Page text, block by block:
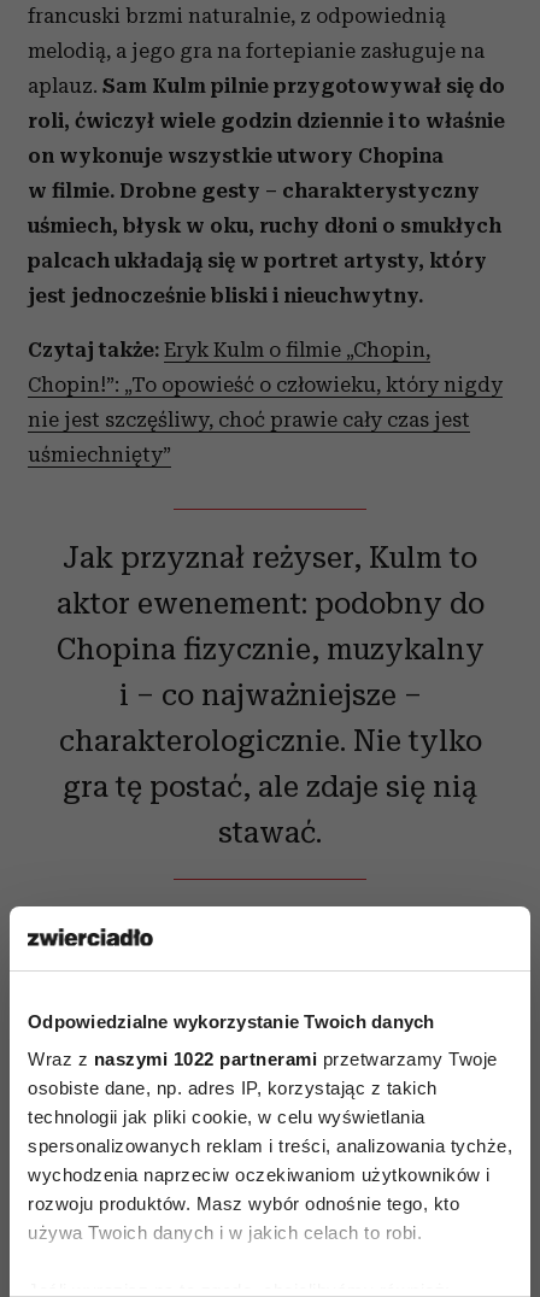
Odpowiedzialne wykorzystanie Twoich danych
Wraz z naszymi 1022 partnerami przetwarzamy Twoje
osobiste dane, np. adres IP, korzystając z takich
technologii jak pliki cookie, w celu wyświetlania
spersonalizowanych reklam i treści, analizowania tychże,
wychodzenia naprzeciw oczekiwaniom użytkowników i
rozwoju produktów. Masz wybór odnośnie tego, kto
używa Twoich danych i w jakich celach to robi.
francuski brzmi naturalnie, z odpowiednią
melodią, a jego gra na fortepianie zasługuje na
aplauz. Sam Kulm pilnie przygotowywał się do
roli, ćwiczył wiele godzin dziennie i to właśnie
on wykonuje wszystkie utwory Chopina
w filmie. Drobne gesty – charakterystyczny
uśmiech, błysk w oku, ruchy dłoni o smukłych
palcach układają się w portret artysty, który
jest jednocześnie bliski i nieuchwytny.
Czytaj także: Eryk Kulm o filmie „Chopin,
Chopin!”: „To opowieść o człowieku, który nigdy
nie jest szczęśliwy, choć prawie cały czas jest
uśmiechnięty”
Jak przyznał reżyser, Kulm to
aktor ewenement: podobny do
Chopina fizycznie, muzykalny
i – co najważniejsze –
charakterologicznie. Nie tylko
gra tę postać, ale zdaje się nią
stawać.
Jeśli ktoś nie pokochał Kulma za rolę w „Filipie”,
za którą zdobył Orła, tutaj przepadnie bez reszty.
i sprawił, że nawet słabsze momenty fabuły toną
w jego charyzmie. Nie boimy się zaryzykować
stwierdzenia, że to rola, która może otworzyć mu
drzwi do międzynarodowej kariery.
Oto nasza rozmowa z twórcą filmu, Michałem
Kwiecińskim, oraz z Erykiem Kulmem jr. na 50.